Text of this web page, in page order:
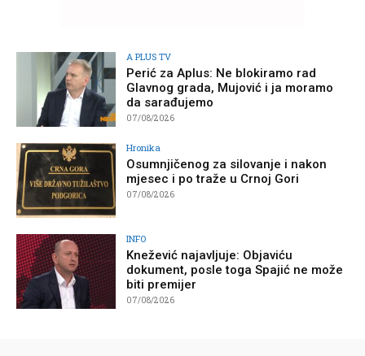
A PLUS TV
Perić za Aplus: Ne blokiramo rad
Glavnog grada, Mujović i ja moramo
da sarađujemo
07/08/2026
Hronika
Osumnjičenog za silovanje i nakon
mjesec i po traže u Crnoj Gori
07/08/2026
INFO
Knežević najavljuje: Objaviću
dokument, posle toga Spajić ne može
biti premijer
07/08/2026